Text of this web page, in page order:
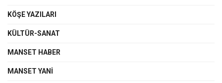
KÖŞE YAZILARI
KÜLTÜR-SANAT
MANSET HABER
MANSET YANI